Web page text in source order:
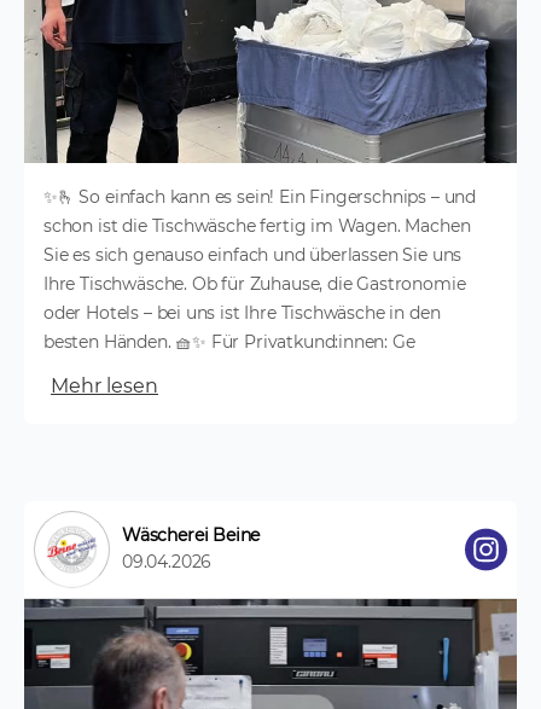
✨🫰 So einfach kann es sein! Ein Fingerschnips – und
schon ist die Tischwäsche fertig im Wagen. Machen
Sie es sich genauso einfach und überlassen Sie uns
Ihre Tischwäsche. Ob für Zuhause, die Gastronomie
oder Hotels – bei uns ist Ihre Tischwäsche in den
besten Händen. 🧺✨ Für Privatkund:innen: Ge
Mehr lesen
Wäscherei Beine
09.04.2026